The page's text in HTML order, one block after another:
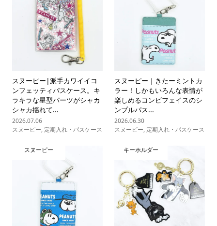
スヌーピー|派手カワイイコ
ンフェッティパスケース。キ
ラキラな星型パーツがシャカ
シャカ揺れて...
2026.07.06
スヌーピー, 定期入れ・パスケース
スヌーピー｜きたーミントカ
ラー！しかもいろんな表情が
楽しめるコンビフェイスのシ
ンプルパス...
2026.06.30
スヌーピー, 定期入れ・パスケース
スヌーピー キーホルダー